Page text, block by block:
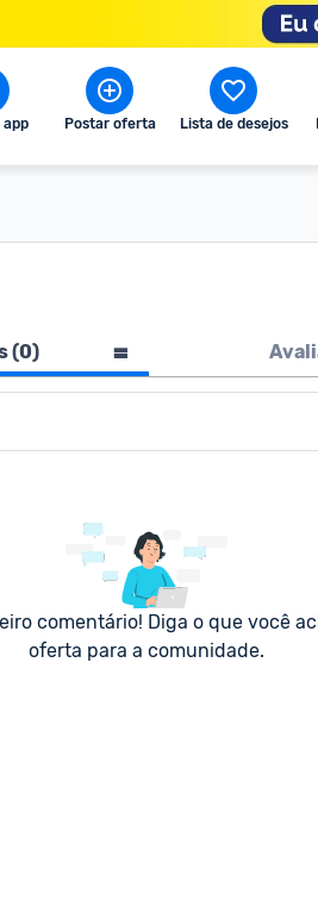
app Postar oferta Lista de desejos
(0)
comentário! Diga o que você
oferta para a comunidade.